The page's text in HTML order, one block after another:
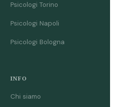
Psicologi Torino
Psicologi Napoli
Psicologi Bologna
INFO
Chi siamo